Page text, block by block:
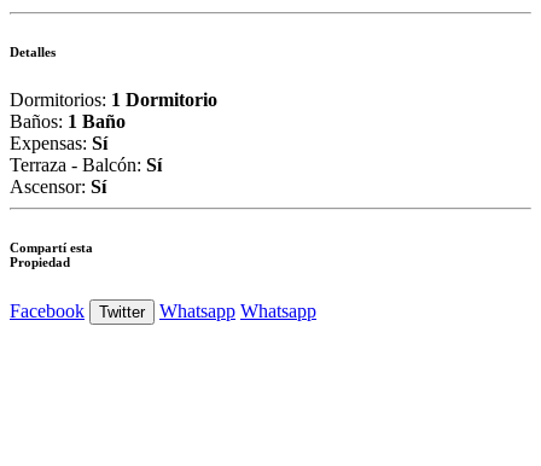
Detalles
Dormitorios: 1 Dormitorio
Baños: 1 Baño
Expensas: Sí
Terraza - Balcón: Sí
Ascensor: Sí
Compartí esta
Propiedad
Facebook Twitter Whatsapp Whatsapp